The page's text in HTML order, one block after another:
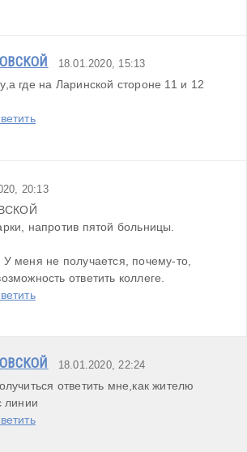
18.01.2020, 15:13
где на Ларинской стороне 11 и 12
20:13
напротив пятой больницы.
меня не получается, почему-то,
ответить коллеге.
18.01.2020, 22:24
ответить мне,как жителю
линии